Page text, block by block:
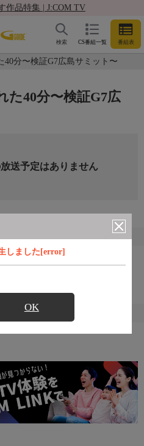
作品特集 | J:COM TV
CS番組一覧 番組表
検索
40分〜検証G7広島サミット〜
しました[error]
OK
た40分〜検証G7広
送予定はありません